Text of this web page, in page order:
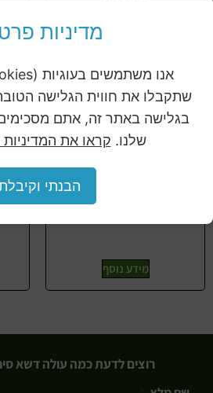
מדיניות
שתקבלו את חווית הגלישה
בגלישה באתר זה, אתם
שלנו. קראו את
הבנתי
מידע נוסף
רוצים לדעת כמה עולה דשא